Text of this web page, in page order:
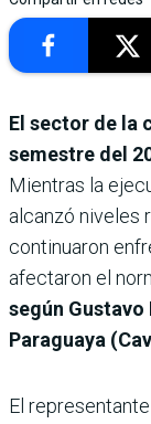
El sector de la
semestre del
Mientras la
alcanzó niveles
continuaron
afectaron el
según Gustavo
Paraguaya
El